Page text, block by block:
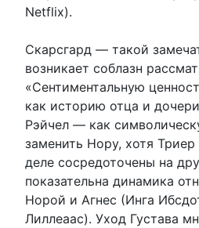
Netflix).
Скарсгард — такой
возникает соблазн
«Сентиментальную
как историю отца и
Рэйчел — как
заменить Нору, хотя
деле сосредоточены на
показательна динамика
Норой и Агнес (Инга
Лиллеаас). Уход Густава